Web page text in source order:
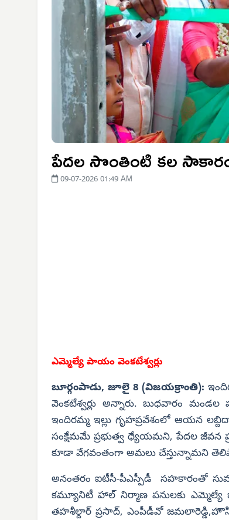
పేదల సొంతింటి కల
09-07-2026 01:49 AM
ఎమ్మెల్యే పాయం వెంకటేశ్వర్లు
బూర్గంపాడు, జూలై 8 (విజయక్రాంతి):
వెంకటేశ్వర్లు అన్నారు. బుధవారం
ఇందిరమ్మ ఇల్లు గృహప్రవేశంలో ఆయన
సంక్షేమమే ప్రభుత్వ ధ్యేయమని, పేదల జీవన
కూడా వేగవంతంగా అమలు చేస్తున్నామని
అనంతరం ఐటీసీ-పీఎస్పీడీ సహకారంతో
కమ్యూనిటీ హాల్ నిర్మాణ పనులకు
తహశీల్దార్ ప్రసాద్, ఎంపీడీవో